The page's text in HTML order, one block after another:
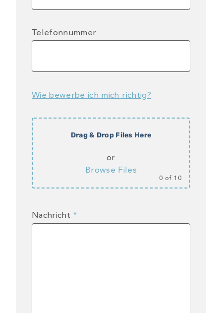
Telefonnummer
Wie bewerbe ich mich richtig?
Drag & Drop Files Here
or
Browse Files
0 of 10
Nachricht *